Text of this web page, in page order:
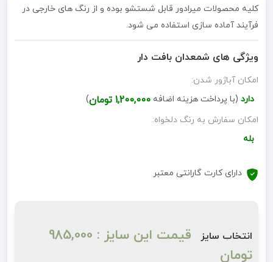
کلیه محصولات میرادور قابل شستشو بوده و از رنگ های خارجی در
فرآیند آماده سازی استفاده می شود.
ویژگی های شمعدان بافت دار
امکان آباژور شدن:
دارد (با پرداخت هزینه اضافه 1,200,000 تومان
)
امکان سفارش به رنگ دلخواه:
بله
دارای کارت گارانتی معتبر
انتخاب سایز
قیمت این سایز : 985,000
تومان